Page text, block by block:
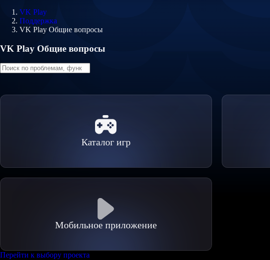
VK Play
Поддержка
VK Play Общие вопросы
VK Play Общие вопросы
Каталог игр
Мобильное приложение
Перейти к выбору проекта